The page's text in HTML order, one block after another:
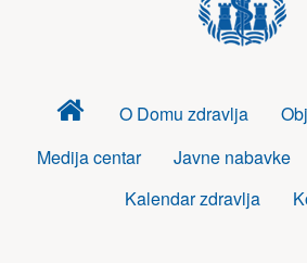
Dom
zdravlja
O Domu zdravlja
Medija centar
Javne nabavke
Kalendar zdravlja